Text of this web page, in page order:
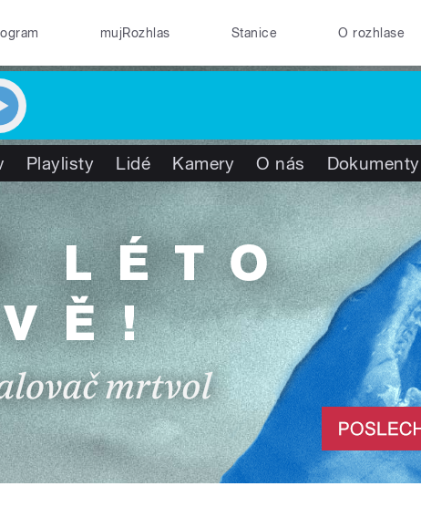
mujRozhlas Stanice O rozhlase
Playlisty Lidé Kamery O nás Dokumenty